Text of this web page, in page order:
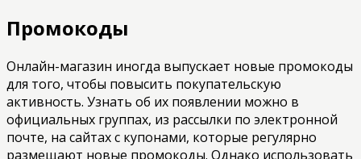
Промокоды
Онлайн-магазин иногда выпускает новые промокоды
для того, чтобы повысить покупательскую
активность. Узнать об их появлении можно в
официальных группах, из рассылки по электронной
почте, на сайтах с купонами, которые регулярно
размещают новые промокоды. Однако использовать